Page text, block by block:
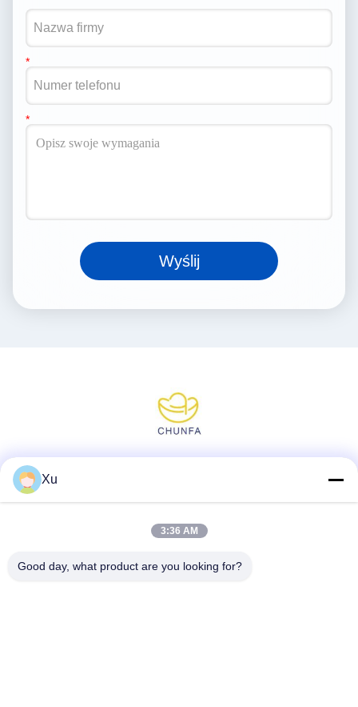
Wyślij
Xu
3:36 AM
Good day, what product are you looking for?